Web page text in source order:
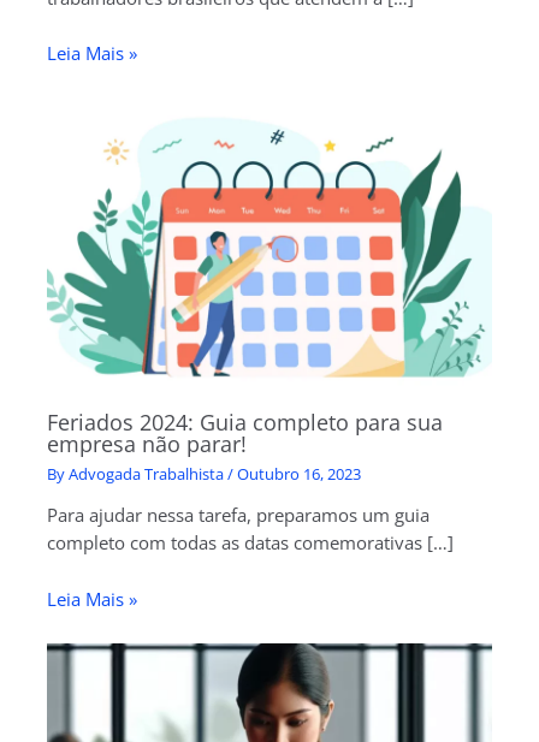
Leia Mais »
Feriados 2024: Guia completo para sua
empresa não parar!
ByAdvogada Trabalhista/Outubro 16, 2023
Para ajudar nessa tarefa, preparamos um guia
completo com todas as datas comemorativas […]
Leia Mais »